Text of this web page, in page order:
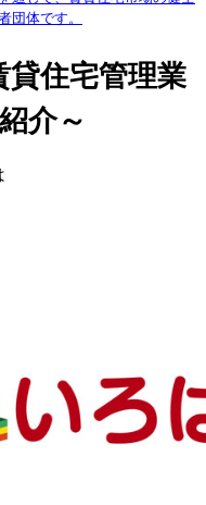
団体です。
貸住宅管理業
介～